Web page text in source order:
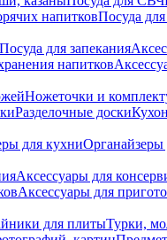
напитковПосуда
Посуда для запекания
напитков
Ножеточки и
Разделочные доски
для кухниОрганайзеры
Аксессуары для
Аксессуары для
для плитыТурки,